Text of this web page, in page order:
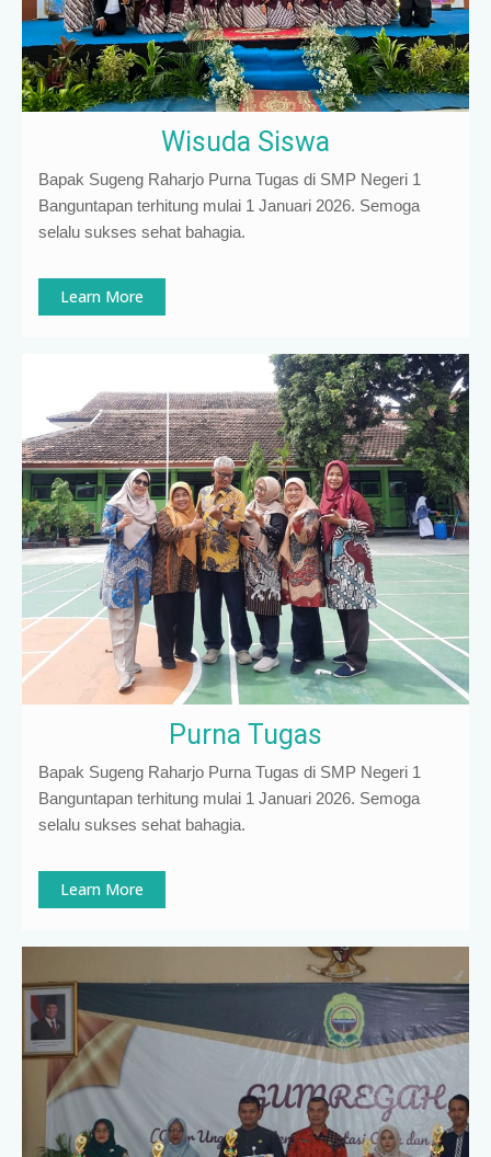
Wisuda Siswa
Bapak Sugeng Raharjo Purna Tugas di SMP Negeri 1
Banguntapan terhitung mulai 1 Januari 2026. Semoga
selalu sukses sehat bahagia.
Learn More
Purna Tugas
Bapak Sugeng Raharjo Purna Tugas di SMP Negeri 1
Banguntapan terhitung mulai 1 Januari 2026. Semoga
selalu sukses sehat bahagia.
Learn More